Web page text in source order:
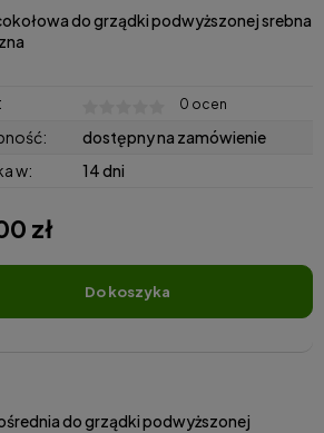
do grządki podwyższonej srebna
0 ocen
dostępny na zamówienie
w:
14 dni
zł
do koszyka
do grządki podwyższonej